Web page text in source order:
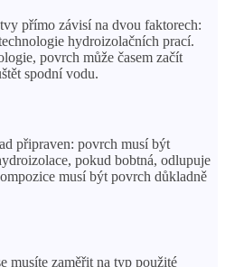
přímo závisí na dvou faktorech:
hydroizolačních prací.
povrch může časem začít
spodní vodu.
připraven: povrch musí být
pokud bobtná, odlupuje
musí být povrch důkladně
musíte zaměřit na typ použité